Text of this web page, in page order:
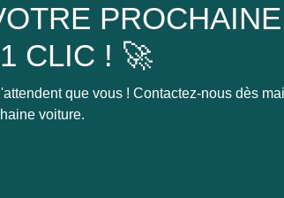
CLIC ! 🚀
que vous ! Contactez-nous dès
voiture.